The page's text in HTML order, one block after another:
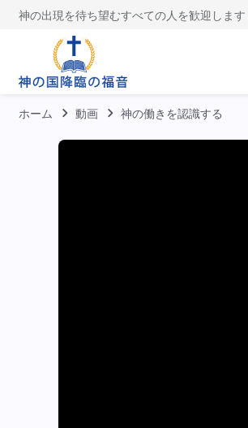
神の出現を待ち望むすべての人を歓迎します
ホーム 動画 神の働きを認識する